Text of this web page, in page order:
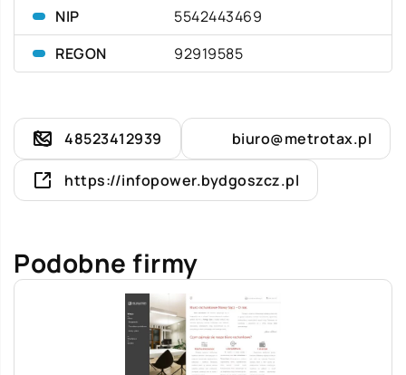
NIP
5542443469
REGON
92919585
48523412939 biuro@metrotax.pl
https://infopower.bydgoszcz.pl
Podobne firmy